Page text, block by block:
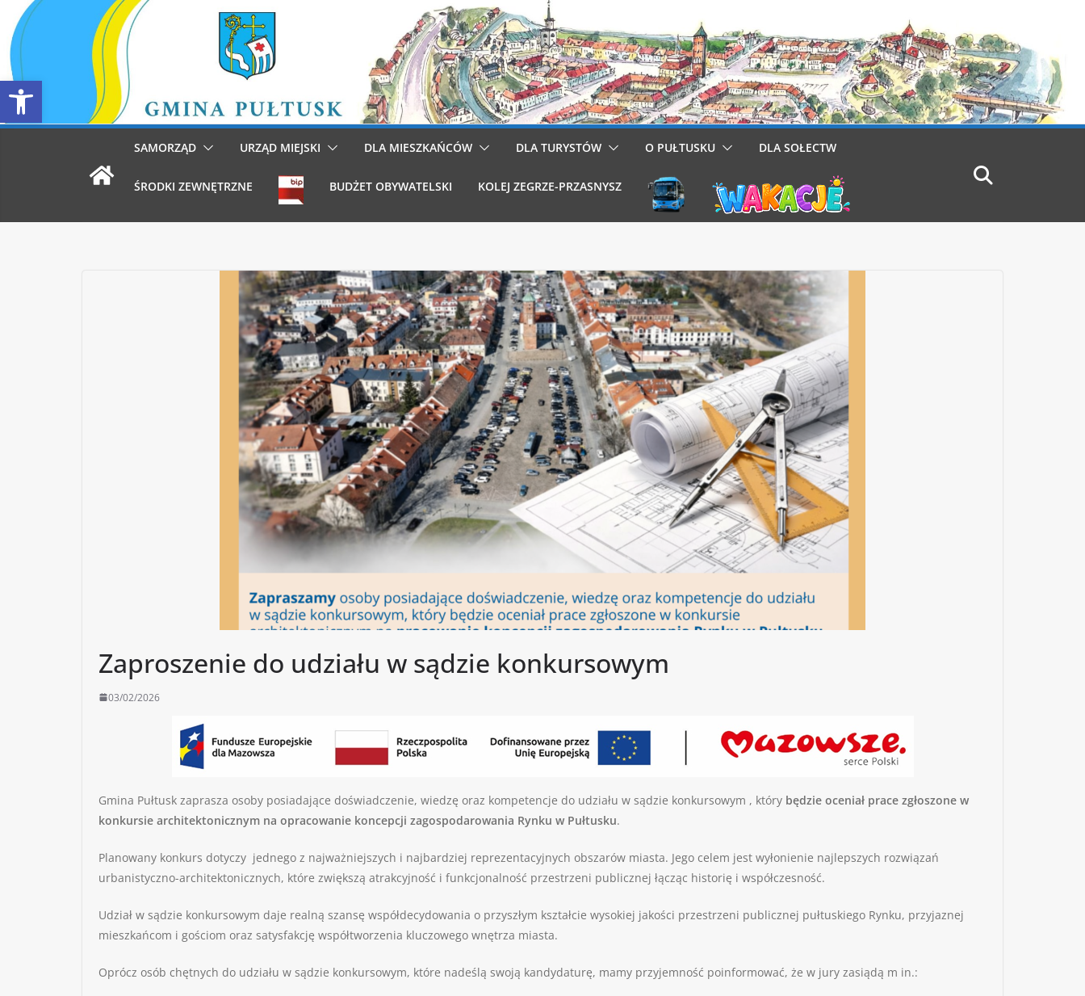
Otwórz pasek narzędzi
Przejdź
do
treści
SAMORZĄD URZĄD MIEJSKI DLA MIESZKAŃCÓW DLA TURYSTÓW O PUŁTUSKU DLA SOŁECTW
ŚRODKI ZEWNĘTRZNE BUDŻET OBYWATELSKI KOLEJ ZEGRZE-PRZASNYSZ
Zaproszenie do udziału w sądzie konkursowym
03/02/2026
Gmina Pułtusk zaprasza osoby posiadające doświadczenie, wiedzę oraz kompetencje do udziału w sądzie konkursowym , który będzie oceniał prace zgłoszone w
konkursie architektonicznym na opracowanie koncepcji zagospodarowania Rynku w Pułtusku.
Planowany konkurs dotyczy jednego z najważniejszych i najbardziej reprezentacyjnych obszarów miasta. Jego celem jest wyłonienie najlepszych rozwiązań
urbanistyczno-architektonicznych, które zwiększą atrakcyjność i funkcjonalność przestrzeni publicznej łącząc historię i współczesność.
Udział w sądzie konkursowym daje realną szansę współdecydowania o przyszłym kształcie wysokiej jakości przestrzeni publicznej pułtuskiego Rynku, przyjaznej
mieszkańcom i gościom oraz satysfakcję współtworzenia kluczowego wnętrza miasta.
Oprócz osób chętnych do udziału w sądzie konkursowym, które nadeślą swoją kandydaturę, mamy przyjemność poinformować, że w jury zasiądą m in.: